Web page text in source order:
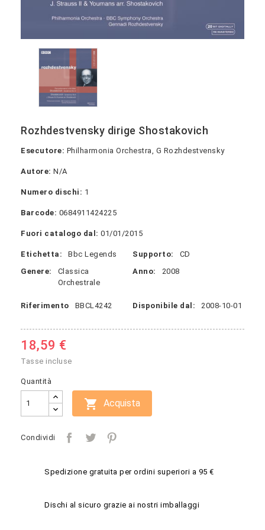
Rozhdestvensky dirige Shostakovich
Esecutore: Philharmonia Orchestra, G Rozhdestvensky
Autore: N/A
Numero dischi: 1
Barcode: 0684911424225
Fuori catalogo dal: 01/01/2015
Etichetta: Bbc Legends Supporto:
CD
Genere:
Classica
Orchestrale
Anno: 2008
Riferimento BBCL4242 Disponibile dal: 2008-10-01
18,59 €
Tasse incluse
Quantità
 Acquista
Condividi
Spedizione gratuita per ordini superiori a 95 €
Dischi al sicuro grazie ai nostri imballaggi